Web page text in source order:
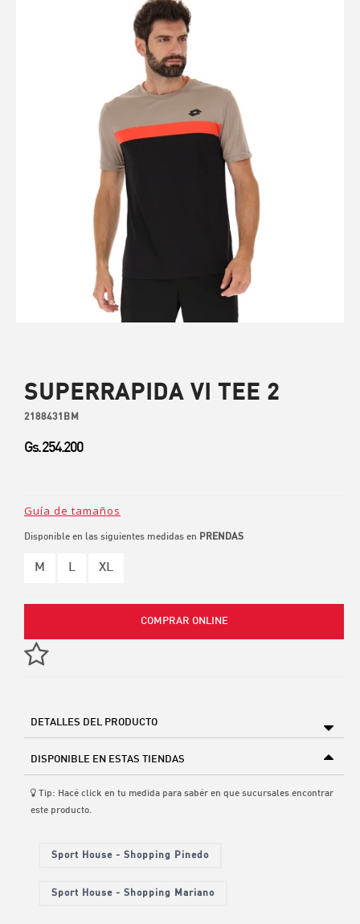
SUPERRAPIDA VI TEE 2
2188431BM
Gs. 254.200
Guía de tamaños
Disponible en las siguientes medidas en PRENDAS
M L XL
COMPRAR ONLINE
DETALLES DEL PRODUCTO
DISPONIBLE EN ESTAS TIENDAS
Tip: Hacé click en tu medida para sabér en que sucursales encontrar
este producto.
Sport House - Shopping Pinedo
Sport House - Shopping Mariano